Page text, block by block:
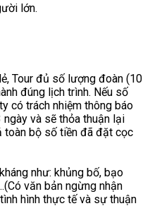
lớn.
Tour đủ số lượng đoàn (10
đúng lịch trình. Nếu số
có trách nhiệm thông báo
và sẽ thỏa thuận lại
toàn bộ số tiền đã đặt cọc
như: khủng bố, bạo
văn bản ngừng nhận
hình thực tế và sự thuận